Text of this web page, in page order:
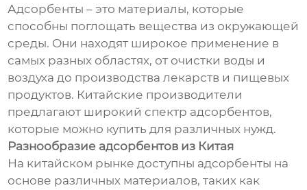
Адсорбенты – это материалы, которые
способны поглощать вещества из окружающей
среды. Они находят широкое применение в
самых разных областях, от очистки воды и
воздуха до производства лекарств и пищевых
продуктов. Китайские производители
предлагают широкий спектр адсорбентов,
которые можно купить для различных нужд.
Разнообразие адсорбентов из Китая
На китайском рынке доступны адсорбенты на
основе различных материалов, таких как